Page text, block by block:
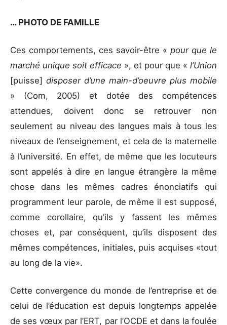
… PHOTO DE FAMILLE
Ces comportements, ces savoir-être « pour que le
marché unique soit efficace », et pour que « l’Union
[puisse] disposer d’une main-d’oeuvre plus mobile
» (Com, 2005) et dotée des compétences
attendues, doivent donc se retrouver non
seulement au niveau des langues mais à tous les
niveaux de l’enseignement, et cela de la maternelle
à l’université. En effet, de même que les locuteurs
sont appelés à dire en langue étrangère la même
chose dans les mêmes cadres énonciatifs qui
programment leur parole, de même il est supposé,
comme corollaire, qu’ils y fassent les mêmes
choses et, par conséquent, qu’ils disposent des
mêmes compétences, initiales, puis acquises «tout
au long de la vie».
Cette convergence du monde de l’entreprise et de
celui de l’éducation est depuis longtemps appelée
de ses vœux par l’ERT, par l’OCDE et dans la foulée